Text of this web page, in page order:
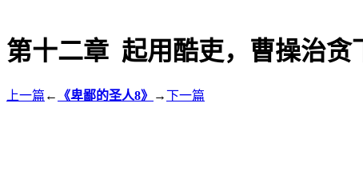
第十二章 起用酷吏，曹操治贪
上一篇 ← 《卑鄙的圣人8》 →下一篇